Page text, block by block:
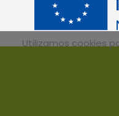
Utilizamos cookies